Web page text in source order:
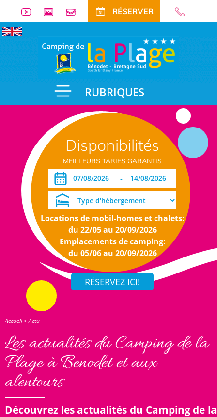
RÉSERVER
RUBRIQUES
Disponibilités
MEILLEURS TARIFS GARANTIS
-
Locations de mobil-homes et chalets:
du 22/05 au 20/09/2026
Emplacements de camping:
du 05/06 au 20/09/2026
Accueil>Actu
Les actualités du Camping de la
Plage à Benodet et aux
alentours
Découvrez les actualités du Camping de la